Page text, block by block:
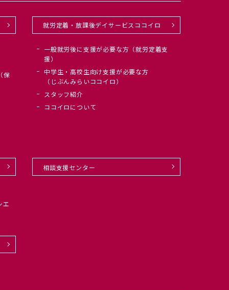
保
就労定着・放課後デイサービスココイロ
一般就労後に支援が必要な方（就労定着支
援）
中学生・高校生向け支援が必要な方
（じぶんみらいココイロ）
スタッフ紹介
ココイロについて
エ
相談支援センター